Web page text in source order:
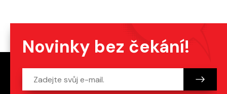
Novinky bez čekání!